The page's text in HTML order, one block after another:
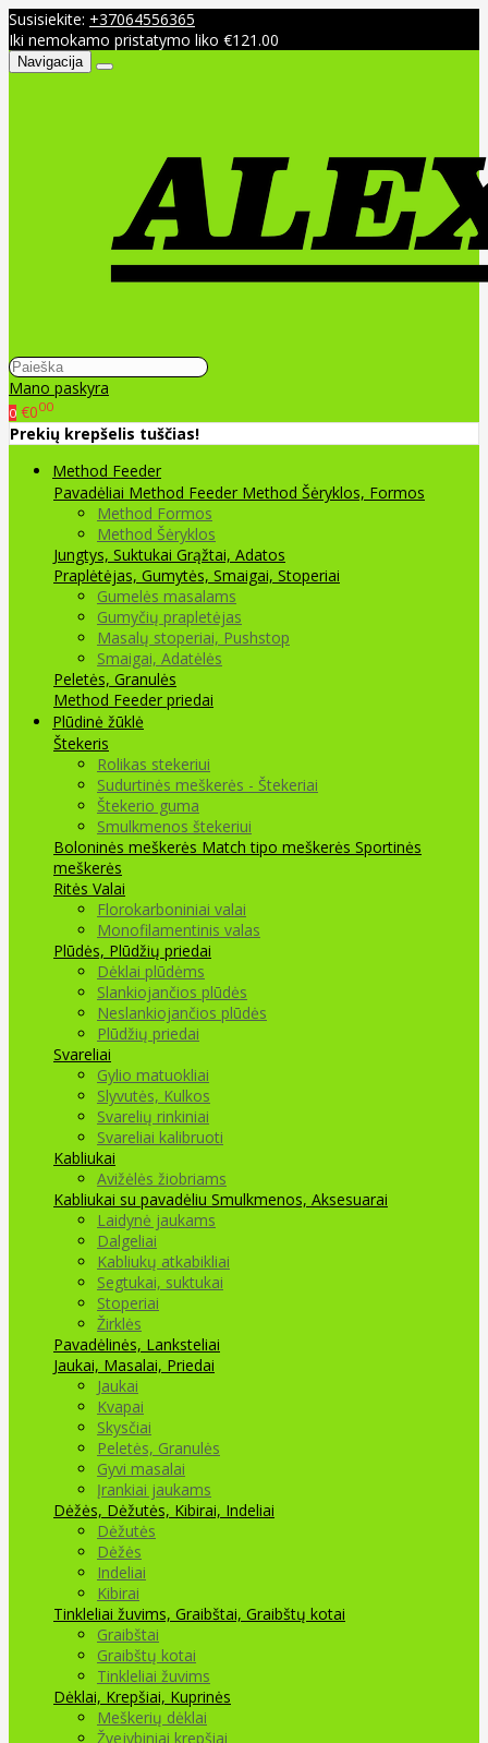
Susisiekite: +37064556365
Iki nemokamo pristatymo liko €121.00
Navigacija
Mano paskyra
0 €000
Prekių krepšelis tuščias!
Method Feeder
Pavadėliai Method Feeder Method Šėryklos, Formos
Method Formos
Method Šėryklos
Jungtys, Suktukai Grąžtai, Adatos
Praplėtėjas, Gumytės, Smaigai, Stoperiai
Gumelės masalams
Gumyčių prapletėjas
Masalų stoperiai, Pushstop
Smaigai, Adatėlės
Peletės, Granulės
Method Feeder priedai
Plūdinė žūklė
Štekeris
Rolikas stekeriui
Sudurtinės meškerės - Štekeriai
Štekerio guma
Smulkmenos štekeriui
Boloninės meškerės Match tipo meškerės Sportinės
meškerės
Ritės Valai
Florokarboniniai valai
Monofilamentinis valas
Plūdės, Plūdžių priedai
Dėklai plūdėms
Slankiojančios plūdės
Neslankiojančios plūdės
Plūdžių priedai
Svareliai
Gylio matuokliai
Slyvutės, Kulkos
Svarelių rinkiniai
Svareliai kalibruoti
Kabliukai
Avižėlės žiobriams
Kabliukai su pavadėliu Smulkmenos, Aksesuarai
Laidynė jaukams
Dalgeliai
Kabliukų atkabikliai
Segtukai, suktukai
Stoperiai
Žirklės
Pavadėlinės, Lanksteliai
Jaukai, Masalai, Priedai
Jaukai
Kvapai
Skysčiai
Peletės, Granulės
Gyvi masalai
Įrankiai jaukams
Dėžės, Dėžutės, Kibirai, Indeliai
Dėžutės
Dėžės
Indeliai
Kibirai
Tinkleliai žuvims, Graibštai, Graibštų kotai
Graibštai
Graibštų kotai
Tinkleliai žuvims
Dėklai, Krepšiai, Kuprinės
Meškerių dėklai
Žvejybiniai krepšiai